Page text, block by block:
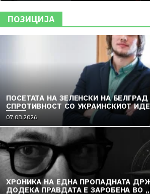
ПОЗИЦИЈА
ПОСЕТАТА НА ЗЕЛЕНСКИ НА БЕЛГРАД
СПРОТИВНОСТ СО УКРАИНСКИОТ
07.08.2026
ХРОНИКА НА ЕДНА ПРОПАДНАТА
ДОДЕКА ПРАВДАТА Е ЗАРОБЕНА ВО